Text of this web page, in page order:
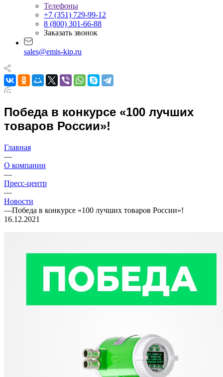
Телефоны
+7 (351) 729-99-12
8 (800) 301-66-88
Заказать звонок
sales@emis-kip.ru
Победа в конкурсе «100 лучших
товаров России»!
Главная
—
О компании
—
Пресс-центр
—
Новости
—Победа в конкурсе «100 лучших товаров России»!
16.12.2021